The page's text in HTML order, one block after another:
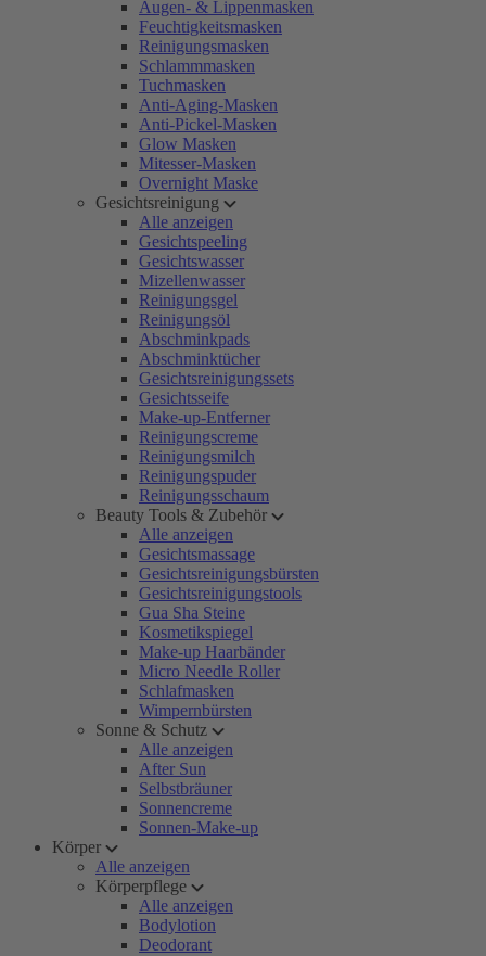
Augen- & Lippenmasken
Feuchtigkeitsmasken
Reinigungsmasken
Schlammmasken
Tuchmasken
Anti-Aging-Masken
Anti-Pickel-Masken
Glow Masken
Mitesser-Masken
Overnight Maske
Gesichtsreinigung
Alle anzeigen
Gesichtspeeling
Gesichtswasser
Mizellenwasser
Reinigungsgel
Reinigungsöl
Abschminkpads
Abschminktücher
Gesichtsreinigungssets
Gesichtsseife
Make-up-Entferner
Reinigungscreme
Reinigungsmilch
Reinigungspuder
Reinigungsschaum
Beauty Tools & Zubehör
Alle anzeigen
Gesichtsmassage
Gesichtsreinigungsbürsten
Gesichtsreinigungstools
Gua Sha Steine
Kosmetikspiegel
Make-up Haarbänder
Micro Needle Roller
Schlafmasken
Wimpernbürsten
Sonne & Schutz
Alle anzeigen
After Sun
Selbstbräuner
Sonnencreme
Sonnen-Make-up
Körper
Alle anzeigen
Körperpflege
Alle anzeigen
Bodylotion
Deodorant